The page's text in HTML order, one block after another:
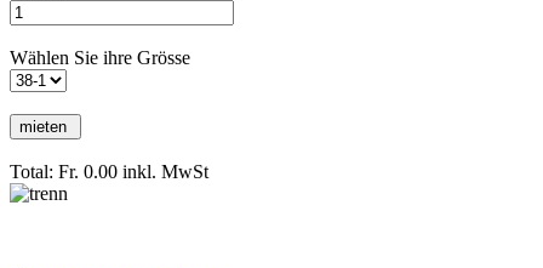
Wählen Sie ihre Grösse
Total: Fr. 0.00 inkl. MwSt